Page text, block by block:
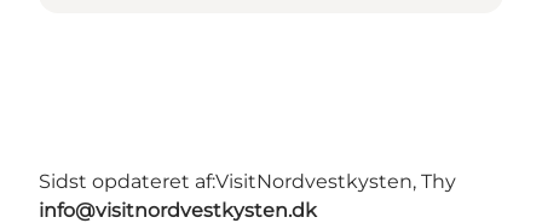
Sidst opdateret af:VisitNordvestkysten, Thy
info@visitnordvestkysten.dk